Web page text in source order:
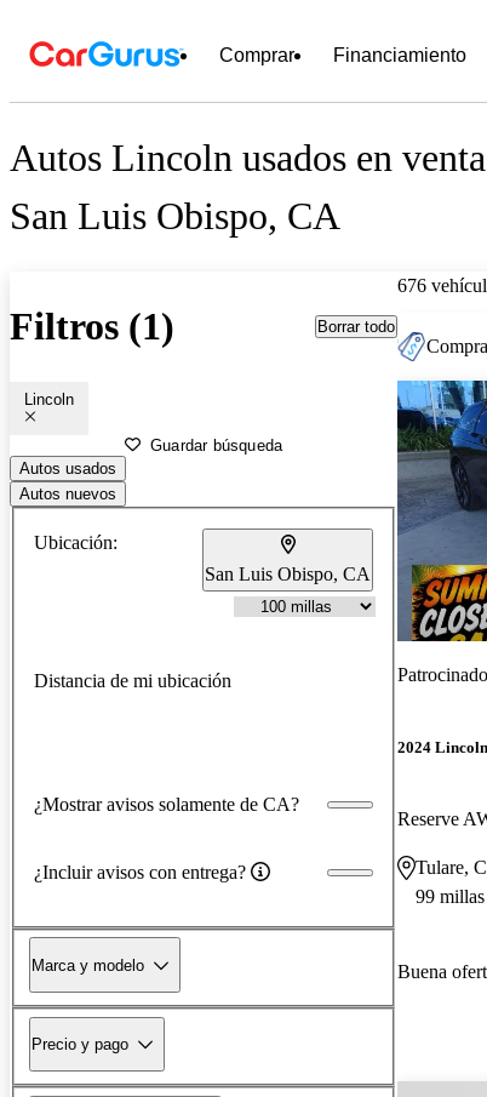
Comprar Financiamiento
Autos Lincoln usados en
San Luis Obispo, CA
Filtros (1) Borrar todo
Lincoln
Guardar búsqueda
Autos usados
Autos nuevos
Ubicación:
San Luis Obispo, CA
Distancia de mi ubicación
¿Mostrar avisos solamente de CA?
¿Incluir avisos con entrega?
Marca y modelo
Precio y pago
676
2024
Reserve
Tulare,
99 millas
Buena